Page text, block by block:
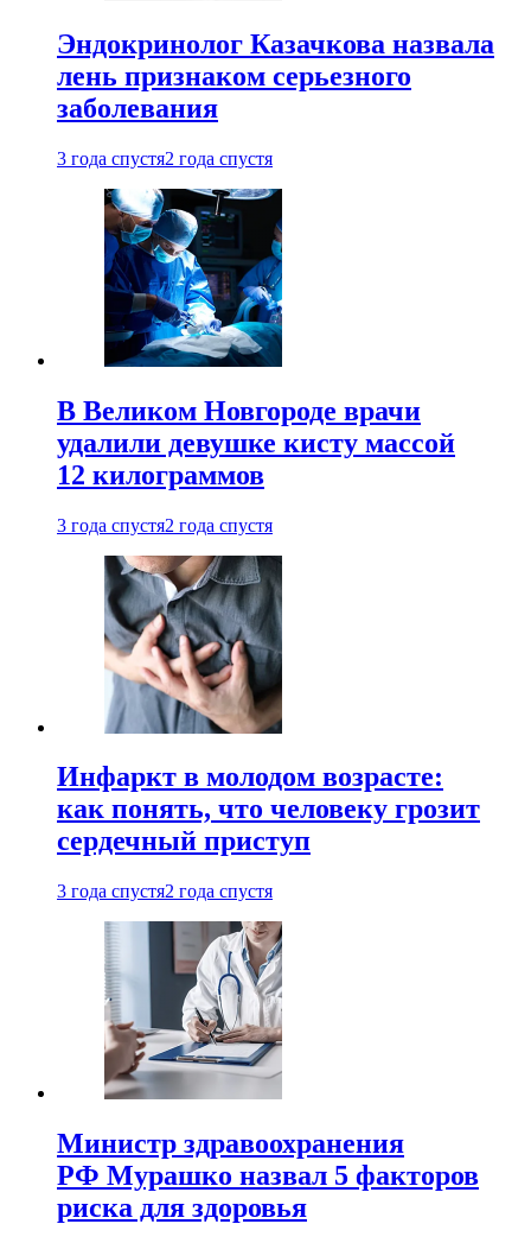
Эндокринолог Казачкова назвала
лень признаком серьезного
заболевания
3 года спустя2 года спустя
В Великом Новгороде врачи
удалили девушке кисту массой
12 килограммов
3 года спустя2 года спустя
Инфаркт в молодом возрасте:
как понять, что человеку грозит
сердечный приступ
3 года спустя2 года спустя
Министр здравоохранения
РФ Мурашко назвал 5 факторов
риска для здоровья